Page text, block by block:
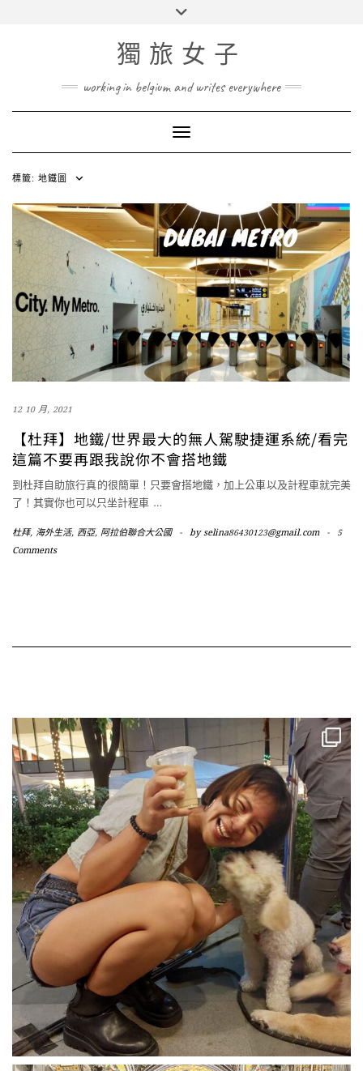
獨旅女子
working in belgium and writes everywhere
Toggle Navigation
標籤: 地鐵圖
12 10 月, 2021
【杜拜】地鐵/世界最大的無人駕駛捷運系統/看完
這篇不要再跟我說你不會搭地鐵
到杜拜自助旅行真的很簡單！只要會搭地鐵，加上公車以及計程車就完美
了！其實你也可以只坐計程車 …
杜拜, 海外生活, 西亞, 阿拉伯聯合大公國 - byselina86430123@gmail.com -
5
Comments